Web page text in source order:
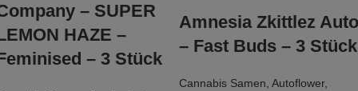
– SUPER
HAZE –
– 3 Stück
Amnesia Zkittlez Auto
– Fast Buds – 3 Stück
Cannabis Samen, Autoflower,